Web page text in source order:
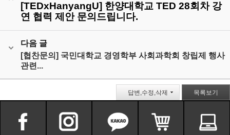
[TEDxHanyangU] 한양대학교 TED 28회차 강
연 협력 제안 문의드립니다.
다음 글
[협찬문의] 국민대학교 경영학부 사회과학회 창립제 행사
관련...
답변,수정,삭제 목록보기